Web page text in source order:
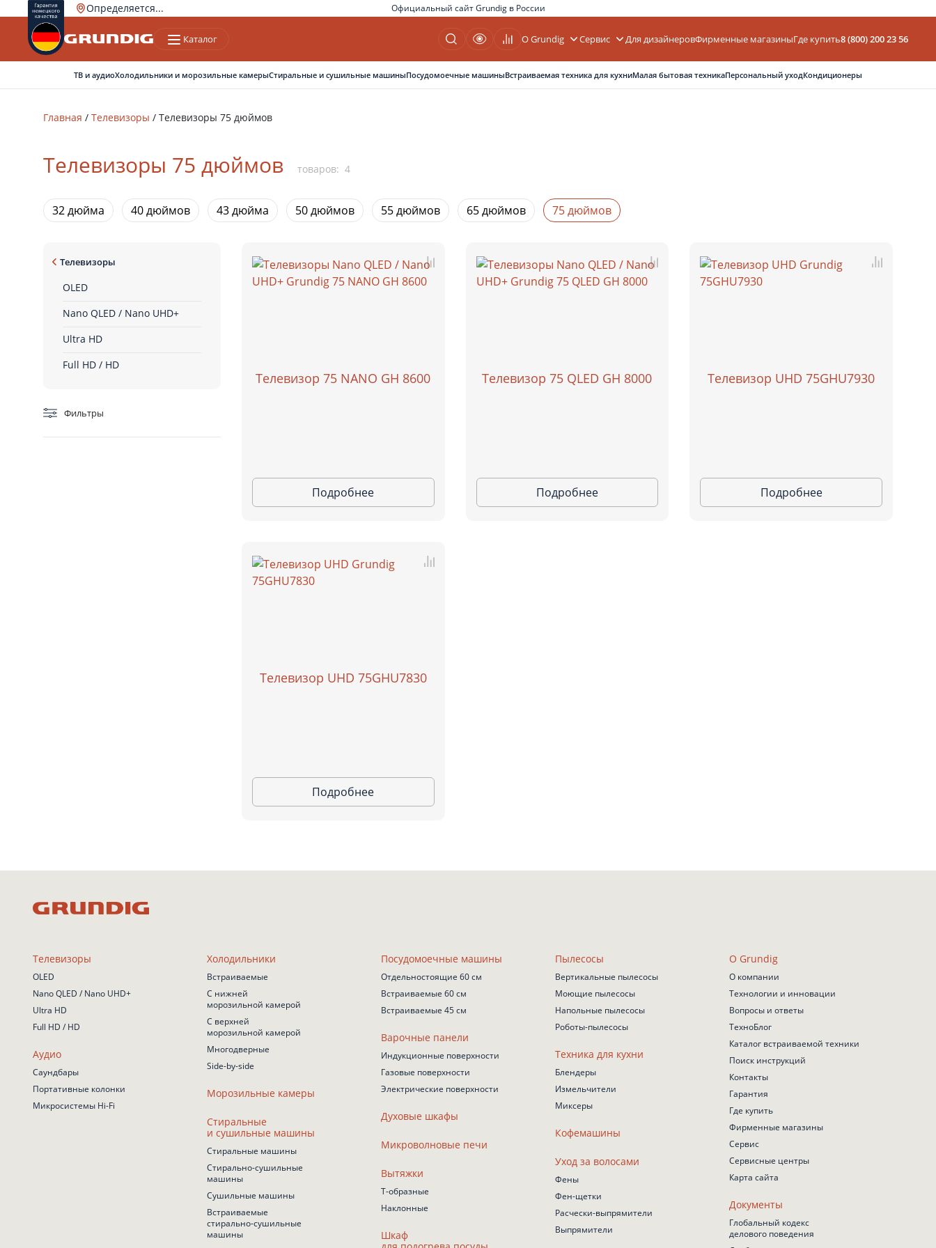
Официальный сайт Grundig в России
Определяется...
Ваш город
Каталог О Grundig Сервис Для дизайнеровФирменные магазиныГде купить8 (800) 200 23 56
ТВ и аудиоХолодильники и морозильные камерыСтиральные и сушильные машиныПосудомоечные машиныВстраиваемая техника для кухниМалая бытовая техникаПерсональный уходКондиционеры
Главная / Телевизоры / Телевизоры 75 дюймов
Телевизоры 75 дюймов товаров: 4
32 дюйма 40 дюймов 43 дюйма 50 дюймов 55 дюймов 65 дюймов 75 дюймов
Телевизоры
OLED
Nano QLED / Nano UHD+
Ultra HD
Full HD / HD
Фильтры
Телевизор 75 NANO GH 8600
Подробнее
Телевизор 75 QLED GH 8000
Подробнее
Телевизор UHD 75GHU7930
Подробнее
Телевизор UHD 75GHU7830
Подробнее
Телевизоры
OLED
Nano QLED / Nano UHD+
Ultra HD
Full HD / HD
Аудио
Саундбары
Портативные колонки
Микросистемы Hi-Fi
Холодильники
Встраиваемые
С нижней
морозильной камерой
С верхней
морозильной камерой
Многодверные
Side-by-side
Морозильные камеры
Стиральные
и сушильные машины
Стиральные машины
Стирально-сушильные
машины
Сушильные машины
Встраиваемые
стирально-сушильные
машины
Посудомоечные машины
Отдельностоящие 60 см
Встраиваемые 60 см
Встраиваемые 45 см
Варочные панели
Индукционные поверхности
Газовые поверхности
Электрические поверхности
Духовые шкафы
Микроволновые печи
Вытяжки
Т-образные
Наклонные
Шкаф
Пылесосы
Вертикальные пылесосы
Моющие пылесосы
Напольные пылесосы
Роботы-пылесосы
Техника для кухни
Блендеры
Измельчители
Миксеры
Кофемашины
Уход за волосами
Фены
Фен-щетки
Расчески-выпрямители
Выпрямители
О Grundig
О компании
Технологии и инновации
Вопросы и ответы
ТехноБлог
Каталог встраиваемой техники
Поиск инструкций
Контакты
Гарантия
Где купить
Фирменные магазины
Сервис
Сервисные центры
Карта сайта
Документы
Глобальный кодекс
делового поведения
Москва Ростов-на-Дону Екатеринбург